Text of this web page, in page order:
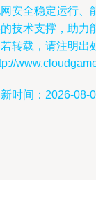
安全稳定运行、
技术支撑，助力
转载，请注明出
时间：2026-08-